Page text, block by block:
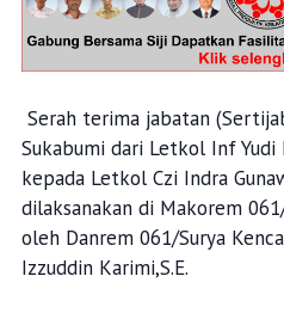
Serah terima jabatan
Sukabumi dari Letkol Inf Yudi
kepada Letkol Czi Indra
dilaksanakan di Makorem
oleh Danrem 061/Surya
Izzuddin Karimi,S.E.